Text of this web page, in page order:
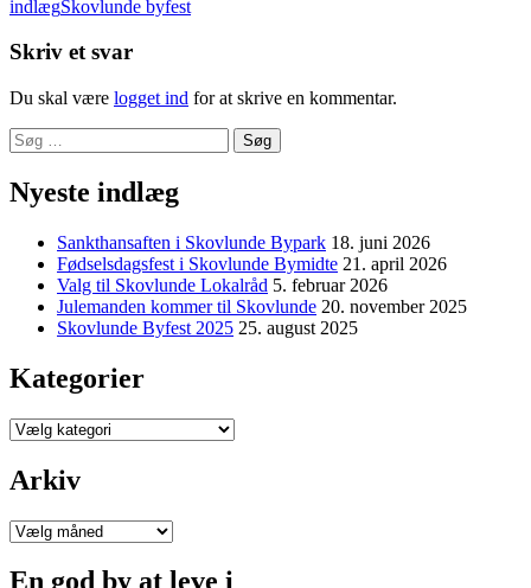
indlægSkovlunde byfest
Skriv et svar
Du skal være logget ind for at skrive en kommentar.
Søg
efter:
Nyeste indlæg
Sankthansaften i Skovlunde Bypark 18. juni 2026
Fødselsdagsfest i Skovlunde Bymidte 21. april 2026
Valg til Skovlunde Lokalråd 5. februar 2026
Julemanden kommer til Skovlunde 20. november 2025
Skovlunde Byfest 2025 25. august 2025
Kategorier
Kategorier
Arkiv
Arkiv
En god by at leve i